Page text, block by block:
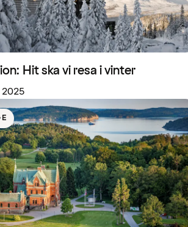
Hit ska vi resa i vinter